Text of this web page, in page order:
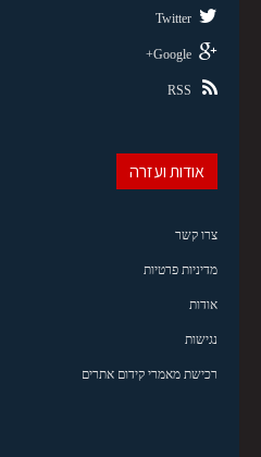
Twitter
Google+
RSS
אודות ועזרה
צרו קשר
מדיניות פרטיות
אודות
נגישות
רכישת מאמרי קידום אתרים